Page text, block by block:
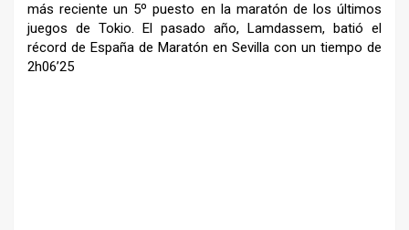
más reciente un 5º puesto en la maratón de losúltimos
juegos de Tokio. El pasado año, Lamdassem, batió el
récord de España de Maratón en Sevilla con un tiempo de
2h06’25